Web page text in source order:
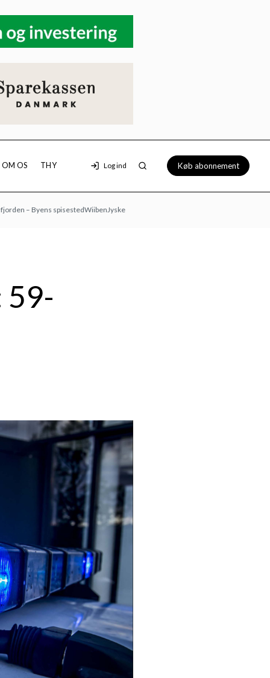
OM OS THY Log ind Køb abonnement
– Byens spisestedWiibenJyske BankLoppemarked hos Morsø Dyrehandel: 9/8 kl.
59-